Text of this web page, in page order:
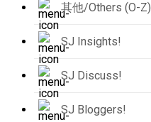
其他/Others (O-Z)
SJ Insights!
SJ Discuss!
SJ Bloggers!